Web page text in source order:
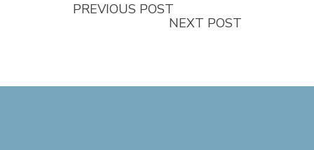
PREVIOUS POST
NEXT POST